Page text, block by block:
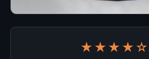
★★★★☆